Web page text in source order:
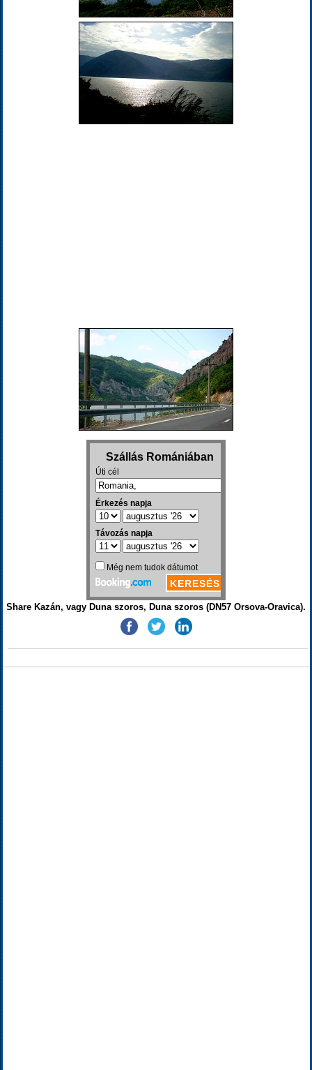
Share Kazán, vagy Duna szoros, Duna szoros (DN57 Orsova-Oravica).